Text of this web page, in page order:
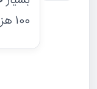
100 هزار می ارزد.